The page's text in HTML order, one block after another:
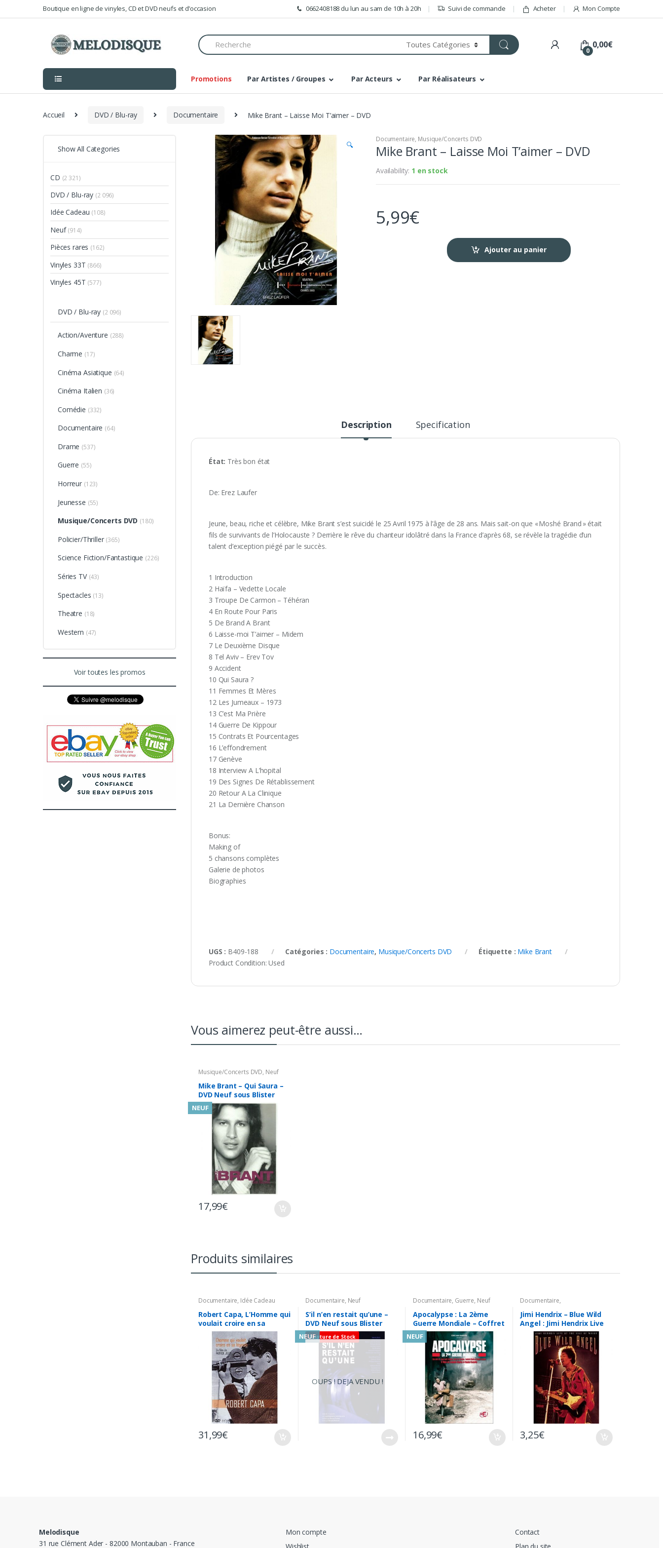
to
to
Boutique en ligne de vinyles, CD et DVD neufs et d’occasion 0662408188 du lun au sam de 10h à 20h Suivi de commande Acheter Mon Compte
Search
for:
0
0,00€
Promotions Par Artistes / Groupes Par Acteurs Par Réalisateurs
Accueil DVD / Blu-ray Documentaire Mike Brant – Laisse Moi T’aimer – DVD
🔍
Documentaire, Musique/Concerts DVD
Mike Brant – Laisse Moi T’aimer – DVD
Availability: 1 en stock
5,99€
Ajouter au panier
Description Specification
État: Très bon état
De: Erez Laufer
Jeune, beau, riche et célèbre, Mike Brant s’est suicidé le 25 Avril 1975 à l’âge de 28 ans. Mais sait-on que « Moshé Brand » était
fils de survivants de l’Holocauste ? Derrière le rêve du chanteur idolâtré dans la France d’après 68, se révèle la tragédie d’un
talent d’exception piégé par le succès.
1 Introduction
2 Haïfa – Vedette Locale
3 Troupe De Carmon – Téhéran
4 En Route Pour Paris
5 De Brand A Brant
6 Laisse-moi T’aimer – Midem
7 Le Deuxième Disque
8 Tel Aviv – Erev Tov
9 Accident
10 Qui Saura ?
11 Femmes Et Mères
12 Les Jumeaux – 1973
13 C’est Ma Prière
14 Guerre De Kippour
15 Contrats Et Pourcentages
16 L’effondrement
17 Genève
18 Interview A L’hopital
19 Des Signes De Rétablissement
20 Retour A La Clinique
21 La Dernière Chanson
Bonus:
Making of
5 chansons complètes
Galerie de photos
Biographies
UGS : B409-188 Catégories : Documentaire, Musique/Concerts DVD Étiquette : Mike Brant
Product Condition:Used
Vous aimerez peut-être aussi…
Musique/Concerts DVD, Neuf
Mike Brant – Qui Saura –
DVD Neuf sous Blister
NEUF
17,99€
Produits similaires
Documentaire, Idée Cadeau
Robert Capa, L’Homme qui
voulait croire en sa
légende – DVD
31,99€
Documentaire, Neuf
S’il n’en restait qu’une –
DVD Neuf sous Blister
Rupture de Stock
NEUF
OUPS ! DEJA VENDU !
Documentaire, Guerre, Neuf
Apocalypse : La 2ème
Guerre Mondiale – Coffret
3 DVD Neuf sous Blister
NEUF
16,99€
Documentaire,
Musique/Concerts DVD
Jimi Hendrix – Blue Wild
Angel : Jimi Hendrix Live
At The Isle Of Wight –
3,25€
Show All Categories
CD (2 321)
DVD / Blu-ray (2 096)
Idée Cadeau (108)
Neuf (914)
Pièces rares (162)
Vinyles 33T (866)
Vinyles 45T (577)
DVD / Blu-ray (2 096)
Action/Aventure (288)
Charme (17)
Cinéma Asiatique (64)
Cinéma Italien (36)
Comédie (332)
Documentaire (64)
Drame (537)
Guerre (55)
Horreur (123)
Jeunesse (55)
Musique/Concerts DVD (180)
Policier/Thriller (365)
Science Fiction/Fantastique (226)
Séries TV (43)
Spectacles (13)
Theatre (18)
Western (47)
Voir toutes les promos
Melodisque
31 rue Clément Ader - 82000 Montauban - France
Mon compte
Contact